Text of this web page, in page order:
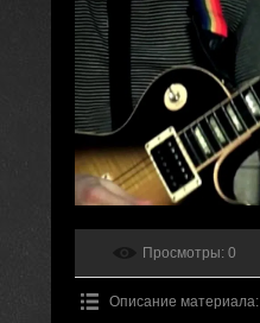
Просмотры: 0
Описание материала: